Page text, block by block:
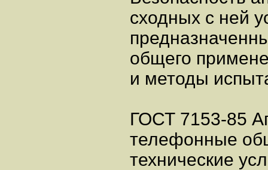
сходных с ней
общего
и методы
ГОСТ 7153-85
телефонные
технические